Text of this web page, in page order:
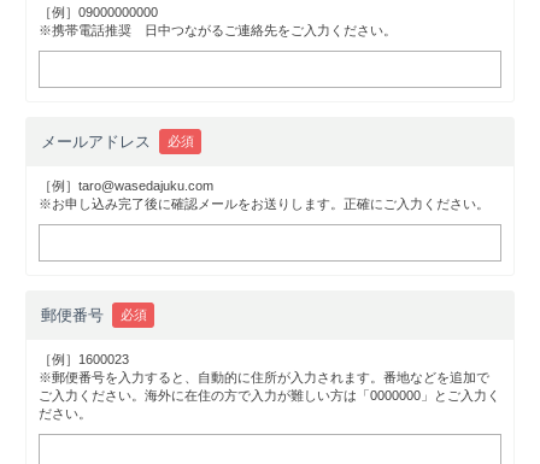
［例］09000000000
※携帯電話推奨 日中つながるご連絡先をご入力ください。
メールアドレス 必須
［例］taro@wasedajuku.com
※お申し込み完了後に確認メールをお送りします。正確にご入力ください。
郵便番号 必須
［例］1600023
※郵便番号を入力すると、自動的に住所が入力されます。番地などを追加で
ご入力ください。海外に在住の方で入力が難しい方は「0000000」とご入力く
ださい。